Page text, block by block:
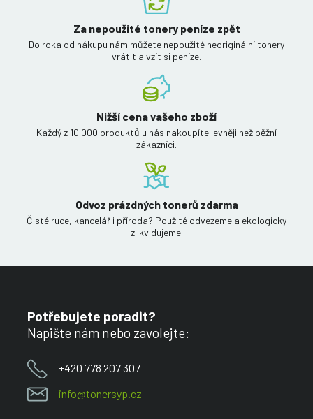
Za nepoužité tonery peníze zpět
Do roka od nákupu nám můžete nepoužité neoriginální tonery
vrátit a vzít si peníze.
Nižší cena vašeho zboží
Každý z 10 000 produktů u nás nakoupíte levněji než běžní
zákazníci.
Odvoz prázdných tonerů zdarma
Čisté ruce, kancelář i příroda? Použité odvezeme a ekologicky
zlikvidujeme.
Potřebujete poradit?
Napište nám nebo zavolejte:
+420 778 207 307
info@tonersyp.cz